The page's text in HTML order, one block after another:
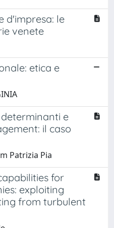
d'impresa: le
venete
etica e
e
il caso
Patrizia Pia
for
exploiting
from turbulent